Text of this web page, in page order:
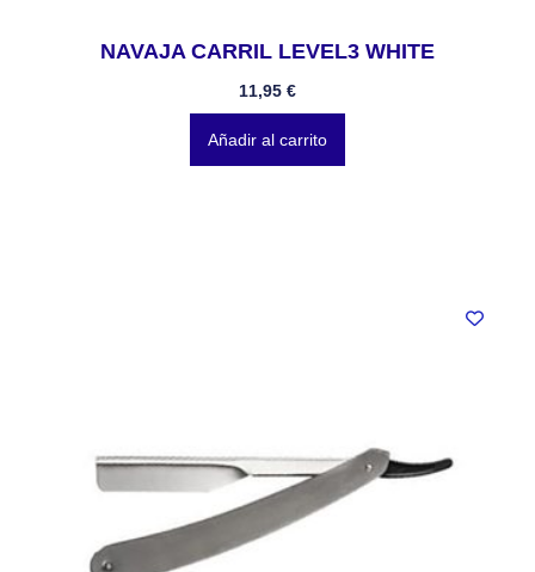
NAVAJA CARRIL LEVEL3 WHITE
11,95 €
Añadir al carrito